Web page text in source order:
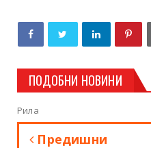
ПОДОБНИ НОВИНИ
Рила
Предишни